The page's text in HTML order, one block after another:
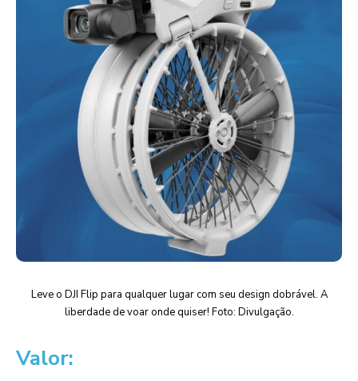
Leve o DJI Flip para qualquer lugar com seu design dobrável. A
liberdade de voar onde quiser! Foto: Divulgação.
Valor: